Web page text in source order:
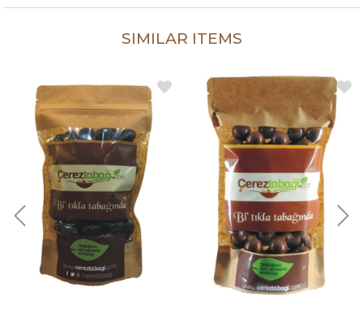
SIMILAR ITEMS